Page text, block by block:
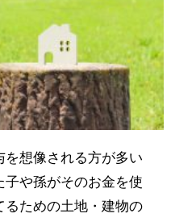
想像される方が多い
子や孫がそのお金を使
るための土地・建物の